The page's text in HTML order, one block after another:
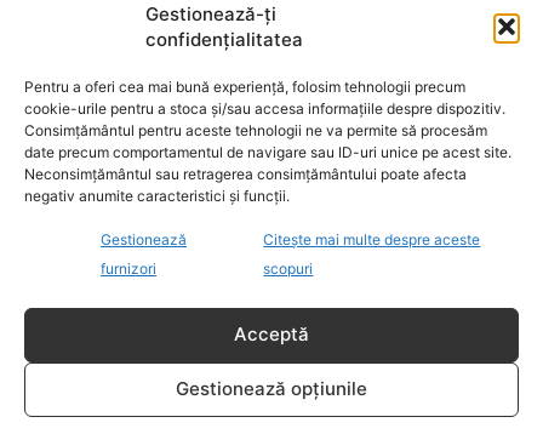
Gestionează-ți
confidențialitatea
Pentru a oferi cea mai bună experiență, folosim tehnologii precum
cookie-urile pentru a stoca și/sau accesa informațiile despre dispozitiv.
Consimțământul pentru aceste tehnologii ne va permite să procesăm
date precum comportamentul de navigare sau ID-uri unice pe acest site.
Neconsimțământul sau retragerea consimțământului poate afecta
negativ anumite caracteristici și funcții.
Gestionează
furnizori
Citește mai multe despre aceste
scopuri
Acceptă
Gestionează opțiunile
Cristoiu: Bolojan, Fritz, Kelemen au tot
interesul să blocheze formarea unui…
Ion Cristoiu a lansat, miercuri seară, în
direct la Realitatea PLUS, un atac dur
la adresa lui Ilie Bolojan și[...]
Zilele Ploieștiului, 7-9 august 2026. De la ce oră încep